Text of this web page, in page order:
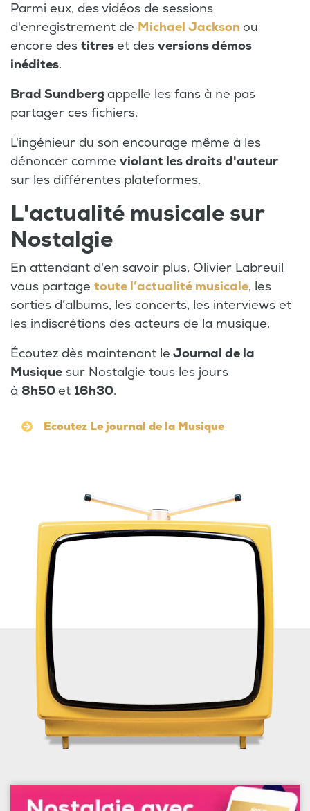
Parmi eux, des vidéos de sessions
d'enregistrement de Michael Jackson ou
encore des titreset des versions démos
inédites.
Brad Sundberg appelle les fans à ne pas
partager ces fichiers.
L'ingénieur du son encourage même à les
dénoncer comme violant les droits d'auteur
sur les différentes plateformes.
L'actualité musicale sur
Nostalgie
En attendant d'en savoir plus, Olivier Labreuil
vous partage toute l’actualité musicale, les
sorties d’albums, les concerts, les interviews et
les indiscrétions des acteurs de la musique.
Écoutez dès maintenant le Journal de la
Musique sur Nostalgie tous les jours
à 8h50 et 16h30.
Ecoutez Le journal de la Musique